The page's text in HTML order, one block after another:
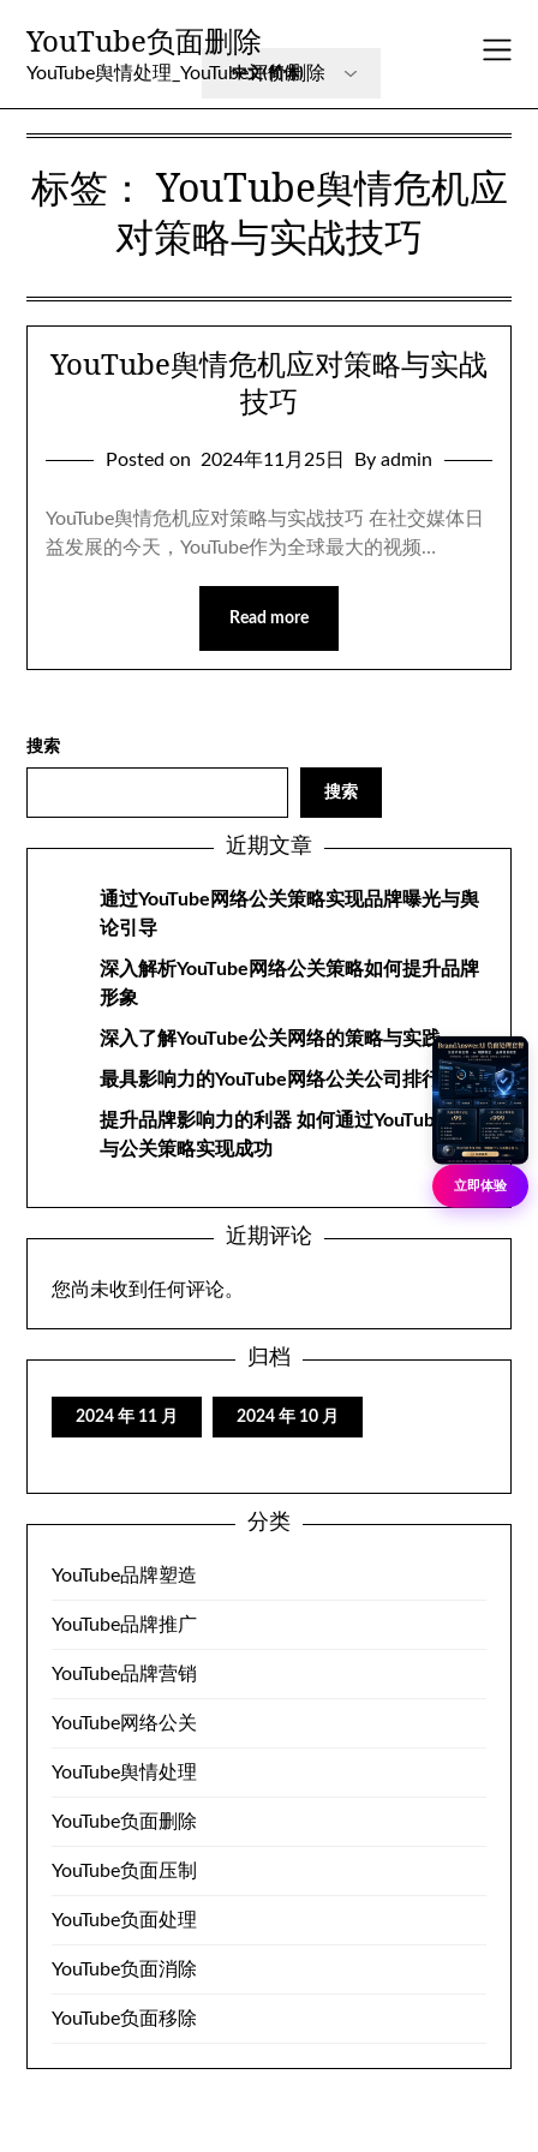
content
YouTube负面删除
YouTube舆情处理_YouTube评价删除
标签：YouTube舆情危机应
对策略与实战技巧
YouTube舆情危机应对策略与实战
技巧
Posted on 2024年11月25日 By admin
YouTube舆情危机应对策略与实战技巧 在社交媒体日
益发展的今天，YouTube作为全球最大的视频…
Read more
搜索
搜索
近期文章
通过YouTube网络公关策略实现品牌曝光与舆
论引导
深入解析YouTube网络公关策略如何提升品牌
形象
深入了解YouTube公关网络的策略与实践
最具影响力的YouTube网络公关公司排行榜
提升品牌影响力的利器 如何通过YouTube网络
与公关策略实现成功
近期评论
您尚未收到任何评论。
归档
2024 年 11 月 2024 年 10 月
分类
YouTube品牌塑造
YouTube品牌推广
YouTube品牌营销
YouTube网络公关
YouTube舆情处理
YouTube负面删除
YouTube负面压制
YouTube负面处理
YouTube负面消除
YouTube负面移除
立即体验